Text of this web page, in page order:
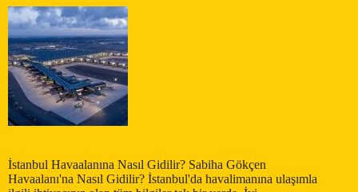
İstanbul Havaalanına Nasıl Gidilir? Sabiha Gökçen
Havaalanı'na Nasıl Gidilir? İstanbul'da havalimanına ulaşımla